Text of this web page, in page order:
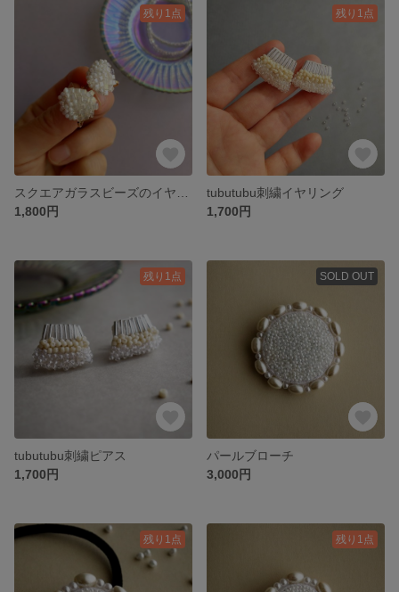
残り1点
1,800円
残り1点
tubutubu刺繍イヤリング
1,700円
残り1点
tubutubu刺繍ピアス
1,700円
SOLD OUT
パールブローチ
3,000円
残り1点 残り1点